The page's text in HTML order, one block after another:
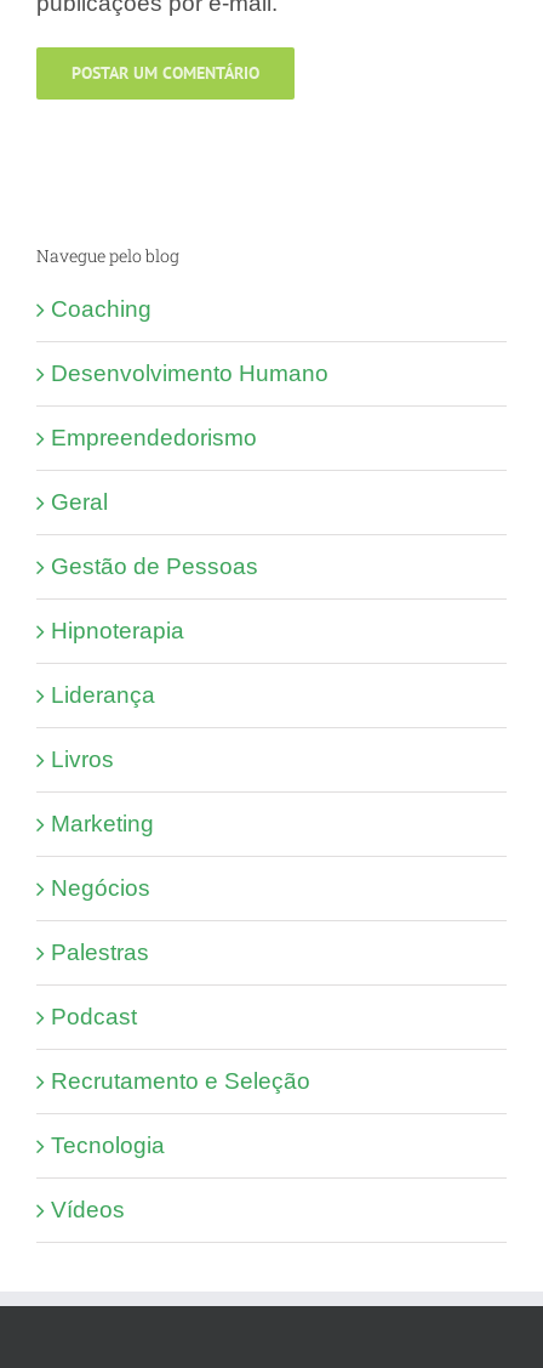
Navegue pelo blog
Coaching
Desenvolvimento Humano
Empreendedorismo
Geral
Gestão de Pessoas
Hipnoterapia
Liderança
Livros
Marketing
Negócios
Palestras
Podcast
Recrutamento e Seleção
Tecnologia
Vídeos